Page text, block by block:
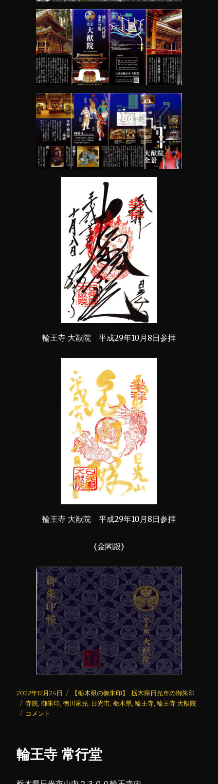
輪王寺 大猷院 平成29年10月8日参拝
輪王寺 大猷院 平成29年10月8日参拝
(金閣殿)
投
稿
日:
2022年12月24日
カ
テ
【栃木県の御朱印】 ,栃木県日光市の御朱印
タ
グ
寺院 ,御朱印 ,徳川家光 日光市 ,栃木県 ,輪王寺 ,輪王寺 大猷院
輪
猷
コメント
輪王寺 常行堂